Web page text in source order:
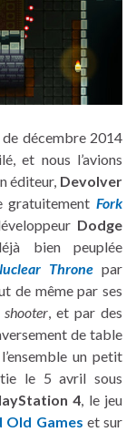
décembre 2014
et nous l’avions
éditeur, Devolver
gratuitement Fork
Dodge
bien peuplée
Throne par
de même par ses
, et par des
de table
un petit
le 5 avril sous
4, le jeu
Old Games et sur